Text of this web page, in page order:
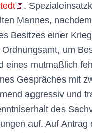
.
Mannes,
Besitzes einer
um
eines mutmaßlich
Gespräches mit
aggressiv und
des
auf. Auf